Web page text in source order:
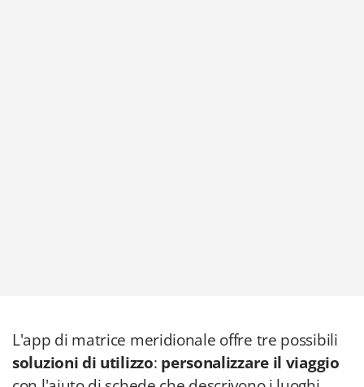
L'app di matrice meridionale offre tre possibili
soluzioni di utilizzo: personalizzare il viaggio